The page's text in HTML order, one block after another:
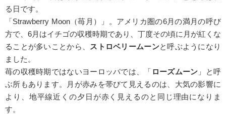
る日です。
「Strawberry Moon（苺月）」。アメリカ圏の6月の満月の呼び
方で、6月はイチゴの収穫時期であり、丁度その頃に月が紅くな
ることが多いことから、
ストロベリームーンと呼ぶようになり
ました。
苺の収穫時期ではないヨーロッパでは、「 ローズムーン 」と呼
ぶ所もあります。月が赤みを帯びて見えるのは、大気の影響に
より、地平線近くの夕日が赤く見えるのと同じ理由になりま
す。